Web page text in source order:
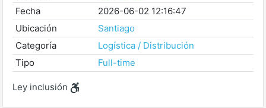
Fecha
2026-06-02 12:16:47
Ubicación
Santiago
Categoría
Logística / Distribución
Tipo
Full-time
Ley inclusión